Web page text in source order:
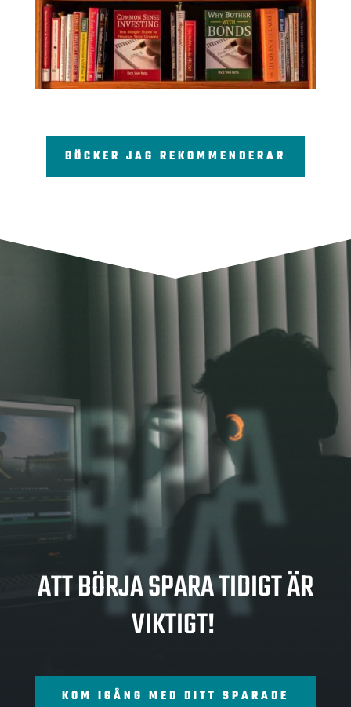
BÖCKER JAG REKOMMENDERAR
SPA
RA
ATT BÖRJA SPARA TIDIGT ÄR
VIKTIGT!
KOM IGÅNG MED DITT SPARADE